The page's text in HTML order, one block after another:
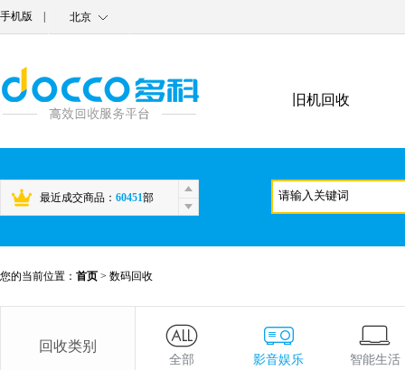
手机版 北京
旧机回收
最近成交商品： 60451部
您的当前位置： 首页 > 数码回收
回收类别
全部 影音娱乐 智能生活